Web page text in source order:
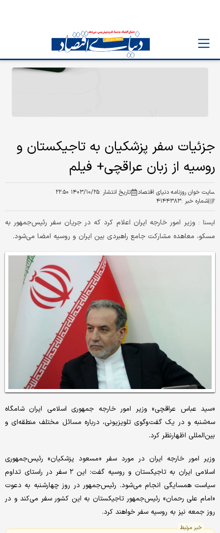
جزئیات سفر پزشکیان به تاجیکستان و
روسیه از زبان عراقچی+ فیلم
سایت خوان روزنامه دنیای اقتصاد تاریخ انتشار :۱۴۰۳/۱۰/۲۵ ۲۲:۵۰
شماره خبر :۴۱۴۴۳۸۳
ايسنا : وزیر امور خارجه ایران اعلام کرد که در جریان سفر رئیس‌جمهور به
مسکو، معاهده مشارکت جامع راهبردی بین ایران و روسیه امضا می‌شود.
«سید عباس عراقچی» وزیر امور خارجه جمهوری اسلامی ایران شامگاه
سه‌شنبه و در یک گفت‌وگوی تلویزیونی، درباره مسائل مختلف منطقه‌ای و
بین‌المللی اظهارنظر کرد.
وزیر امور خارجه ایران در مورد سفر «مسعود پزشکیان» رئیس‌جمهوری
اسلامی ایران به تاجیکستان و روسیه گفت: این ۲ سفر در راستای تداوم
سیاست همسایگی انجام می‌شود. رئیس‌جمهور در روز چهارشنبه به دعوت
«امام علی رحمان» رئیس‌جمهور تاجیکستان به این کشور سفر می‌کند و در
روز جمعه نیز به روسیه سفر خواهند کرد.
خبر مرتبط